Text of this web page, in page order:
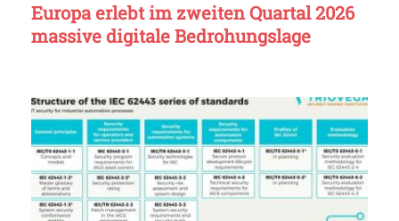
Europa erlebt im zweiten Quartal 2026
massive digitale Bedrohungslage